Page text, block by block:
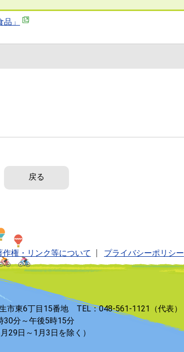
」
戻る
作権・リンク等について プライバシーポリシー
市東6丁目15番地 TEL：048-561-1121（代表）
30分～午後5時15分
29日～1月3日を除く）